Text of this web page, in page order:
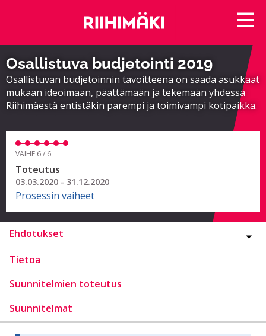
Osallistuva budjetointi 2019
Osallistuvan budjetoinnin tavoitteena on saada asukkaat
mukaan ideoimaan, päättämään ja tekemään yhdessä
Riihimäestä entistäkin parempi ja toimivampi kotipaikka.
VAIHE 6 / 6
Toteutus
03.03.2020 - 31.12.2020
Prosessin vaiheet
Ehdotukset
Tietoa
Suunnitelmien toteutus
Suunnitelmat